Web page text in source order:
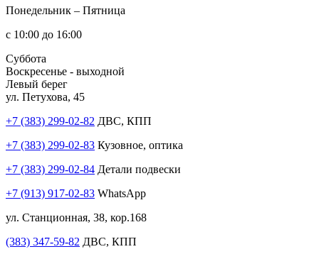
Понедельник – Пятница
с 10:00 до 16:00
Суббота
Воскресенье - выходной
Левый берег
ул. Петухова, 45
+7 (383) 299-02-82 ДВС, КПП
+7 (383) 299-02-83 Кузовное, оптика
+7 (383) 299-02-84 Детали подвески
+7 (913) 917-02-83 WhatsApp
ул. Станционная, 38, кор.168
(383) 347-59-82 ДВС, КПП